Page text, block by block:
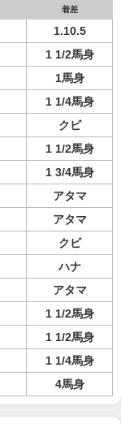
着差
1.10.5
1 1/2馬身
1馬身
1 1/4馬身
クビ
1 1/2馬身
1 3/4馬身
アタマ
アタマ
クビ
ハナ
アタマ
1 1/2馬身
1 1/2馬身
1 1/4馬身
4馬身